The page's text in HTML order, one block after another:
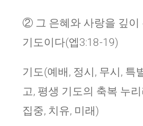
② 그 은혜와 사랑을 깊이
기도이다(엡3:18-19)
기도(예배, 정시, 무시, 특
고, 평생 기도의 축복 누
집중, 치유, 미래)